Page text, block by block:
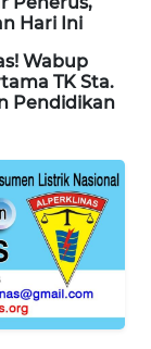
Hari Ini
Wabup
TK Sta.
Pendidikan